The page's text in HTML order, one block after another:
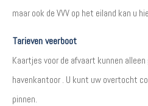
maar ook de VVV op het eiland kan u
Tarieven veerboot
Kaartjes voor de afvaart kunnen
havenkantoor . U kunt uw overtocht
pinnen.